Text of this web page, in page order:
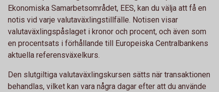
Ekonomiska Samarbetsområdet, EES, kan du välja att få en
notis vid varje valutaväxlingstillfälle. Notisen visar
valutaväxlingspåslaget i kronor och procent, och även som
en procentsats i förhållande till Europeiska Centralbankens
aktuella referensväxelkurs.
Den slutgiltiga valutaväxlingskursen sätts när transaktionen
behandlas, vilket kan vara några dagar efter att du använde